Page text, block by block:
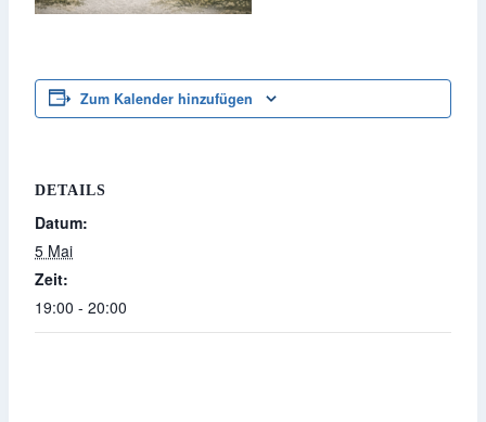
Zum Kalender hinzufügen
DETAILS
Datum:
5 Mai
Zeit:
19:00 - 20:00